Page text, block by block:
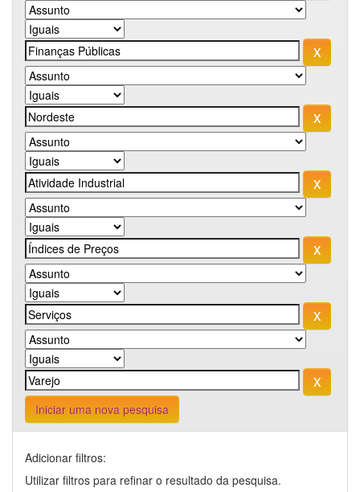
Iniciar uma nova pesquisa
Adicionar filtros:
Utilizar filtros para refinar o resultado da pesquisa.